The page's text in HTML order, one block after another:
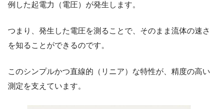
例した起電力（電圧）が発生します。
つまり、発生した電圧を測ることで、そのまま流体の速さ
を知ることができるのです。
このシンプルかつ直線的（リニア）な特性が、精度の高い
測定を支えています。